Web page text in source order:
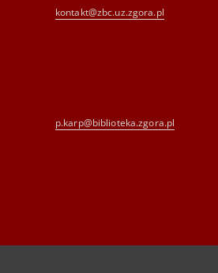
kontakt@zbc.uz.zgora.pl
p.karp@biblioteka.zgora.pl